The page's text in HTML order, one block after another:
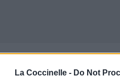
La Coccinelle - Do Not